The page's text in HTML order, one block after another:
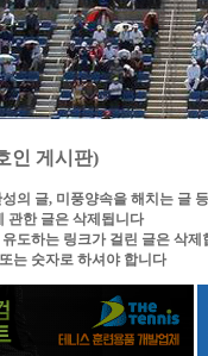
인 게시판)
의 글, 미풍양속을 해치는 글
관한 글은 삭제됩니다
도하는 링크가 걸린 글은 삭제
는 숫자로 하셔야 합니다